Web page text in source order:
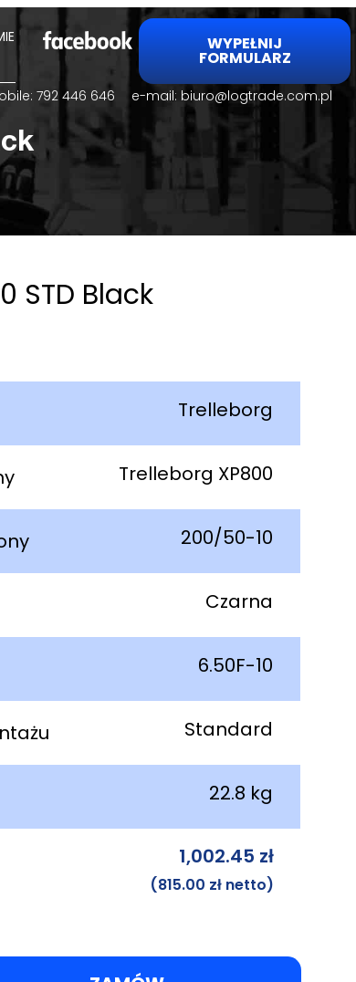
WYPEŁNIJ
FORMULARZ
792 446 646 e-mail: biuro@logtrade.com.pl
STD Black
Trelleborg
Trelleborg XP800
200/50-10
Czarna
6.50F-10
Standard
22.8 kg
1,002.45 zł
(815.00 złnetto)